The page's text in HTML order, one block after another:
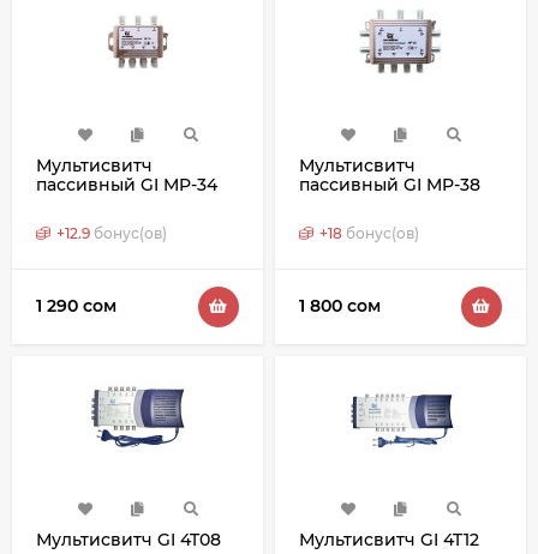
Мультисвитч
пассивный GI MP-34
+12.9 бонус(ов)
1 290 сом
Мультисвитч
пассивный GI MP-38
+18 бонус(ов)
1 800 сом
Мультисвитч GI 4T08 Мультисвитч GI 4T12